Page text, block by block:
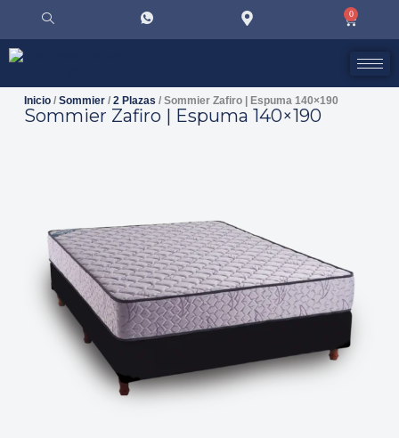
0
Inicio/ Sommier/ 2 Plazas / Sommier Zafiro | Espuma 140×190
Sommier Zafiro | Espuma 140×190